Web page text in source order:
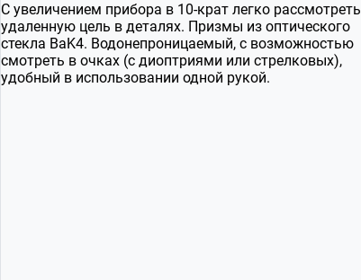
С увеличением прибора в 10-крат легко рассмотреть
удаленную цель в деталях. Призмы из оптического
стекла BaK4. Водонепроницаемый, с возможностью
смотреть в очках (с диоптриями или стрелковых),
удобный в использовании одной рукой.